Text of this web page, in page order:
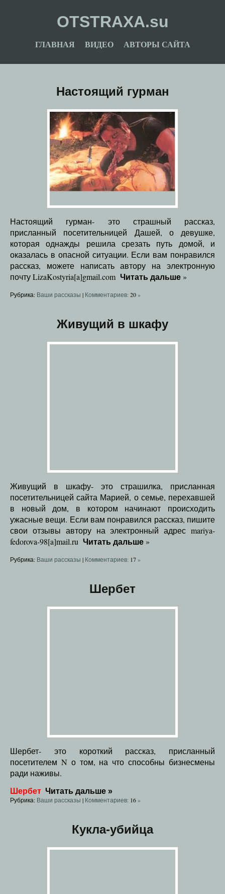
OTSTRAXA.su
ГЛАВНАЯ ВИДЕО АВТОРЫ САЙТА
Настоящий гурман
Настоящий гурман- это страшный рассказ,
присланный посетительницей Дашей, о девушке,
которая однажды решила срезать путь домой, и
оказалась в опасной ситуации. Если вам понравился
рассказ, можете написать автору на электронную
почту LizaKostyria[a]gmail.com Читать дальше »
Рубрика: Ваши рассказы | Комментариев: 20»
Живущий в шкафу
Живущий в шкафу- это страшилка, присланная
посетительницей сайта Марией, о семье, перехавшей
в новый дом, в котором начинают происходить
ужасные вещи. Если вам понравился рассказ, пишите
свои отзывы автору на электронный адрес mariya-
fedorova-98[a]mail.ru Читать дальше »
Рубрика: Ваши рассказы | Комментариев: 17»
Шербет
Шербет- это короткий рассказ, присланный
посетителем N о том, на что способны бизнесмены
ради наживы.
Шербет Читать дальше »
Рубрика: Ваши рассказы | Комментариев: 16»
Кукла-убийца